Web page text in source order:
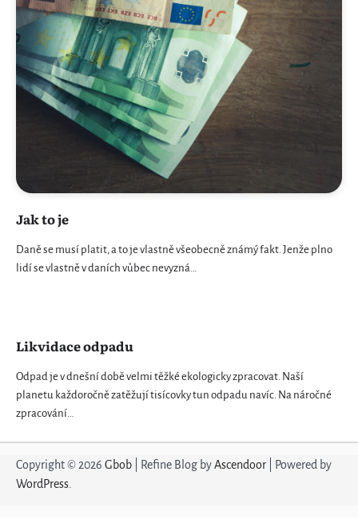
Jak to je
Daně se musí platit, a to je vlastně všeobecně známý fakt. Jenže plno
lidí se vlastně v daních vůbec nevyzná…
Likvidace odpadu
Odpad je v dnešní době velmi těžké ekologicky zpracovat. Naší
planetu každoročně zatěžují tisícovky tun odpadu navíc. Na náročné
zpracování…
Copyright © 2026 Gbob | Refine Blog byAscendoor | Powered by
WordPress